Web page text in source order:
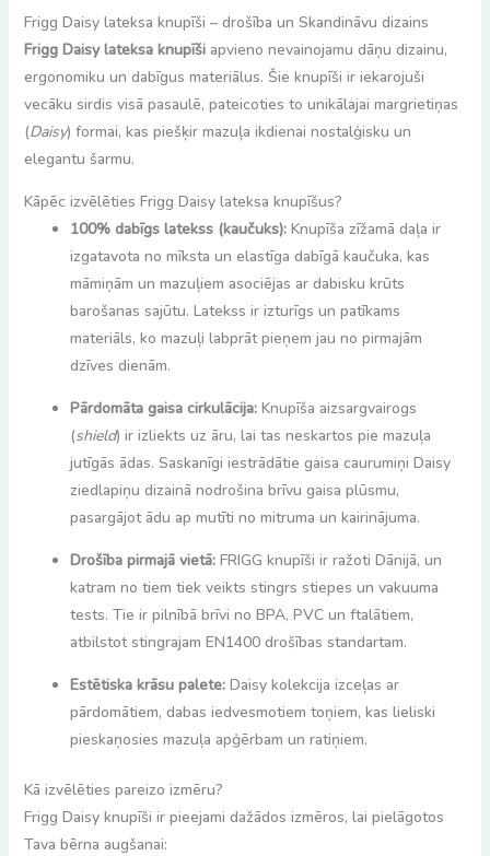
Frigg Daisy lateksa knupīši – drošība un Skandināvu dizains
Frigg Daisy lateksa knupīšiapvieno nevainojamu dāņu dizainu,
ergonomiku un dabīgus materiālus. Šie knupīši ir iekarojuši
vecāku sirdis visā pasaulē, pateicoties to unikālajai margrietiņas
(Daisy) formai, kas piešķir mazuļa ikdienai nostalģisku un
elegantu šarmu.
Kāpēc izvēlēties Frigg Daisy lateksa knupīšus?
100% dabīgs latekss (kaučuks):Knupīša zīžamā daļa ir
izgatavota no mīksta un elastīga dabīgā kaučuka, kas
māmiņām un mazuļiem asociējas ar dabisku krūts
barošanas sajūtu. Latekss ir izturīgs un patīkams
materiāls, ko mazuļi labprāt pieņem jau no pirmajām
dzīves dienām.
Pārdomāta gaisa cirkulācija:Knupīša aizsargvairogs
(shield) ir izliekts uz āru, lai tas neskartos pie mazuļa
jutīgās ādas. Saskanīgi iestrādātie gaisa caurumiņi Daisy
ziedlapiņu dizainā nodrošina brīvu gaisa plūsmu,
pasargājot ādu ap mutīti no mitruma un kairinājuma.
Drošība pirmajā vietā:FRIGG knupīši ir ražoti Dānijā, un
katram no tiem tiek veikts stingrs stiepes un vakuuma
tests. Tie ir pilnībā brīvi no BPA, PVC un ftalātiem,
atbilstot stingrajam EN1400 drošības standartam.
Estētiska krāsu palete:Daisy kolekcija izceļas ar
pārdomātiem, dabas iedvesmotiem toņiem, kas lieliski
pieskaņosies mazuļa apģērbam un ratiņiem.
Kā izvēlēties pareizo izmēru?
Frigg Daisy knupīši ir pieejami dažādos izmēros, lai pielāgotos
Tava bērna augšanai: